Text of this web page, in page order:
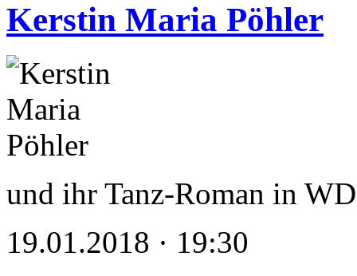
Kerstin Maria Pöhler
und ihr Tanz-Roman in
19.01.2018 · 19:30